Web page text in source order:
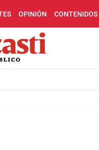
OPINIÓN CONTENIDOS